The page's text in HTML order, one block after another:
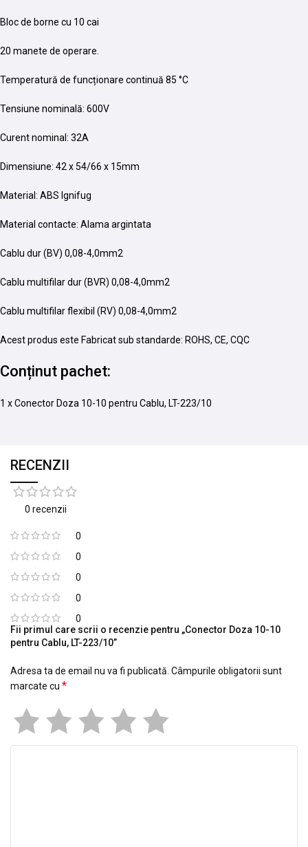
Bloc de borne cu 10 cai
20 manete de operare.
Temperatură de funcționare continuă 85 °C
Tensiune nominală: 600V
Curent nominal: 32A
Dimensiune: 42 x 54/66 x 15mm
Material: ABS Ignifug
Material contacte: Alama argintata
Cablu dur (BV) 0,08-4,0mm2
Cablu multifilar dur (BVR) 0,08-4,0mm2
Cablu multifilar flexibil (RV) 0,08-4,0mm2
Acest produs este Fabricat sub standarde: ROHS, CE, CQC
Conținut pachet:
1 x Conector Doza 10-10 pentru Cablu, LT-223/10
RECENZII
0 recenzii
0
0
0
0
0
Fii primul care scrii o recenzie pentru „Conector Doza 10-10
pentru Cablu, LT-223/10”
Adresa ta de email nu va fi publicată. Câmpurile obligatorii sunt
marcate cu *